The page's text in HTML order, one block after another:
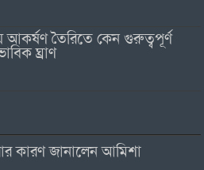
আকর্ষণ তৈরিতে কেন গুরুত্বপূর্ণ
ঘ্রাণ
কারণ জানালেন আমিশা